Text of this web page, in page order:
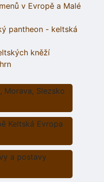
v Evropě a Malé
pantheon - keltská
kněží
Morava, Slezsko
Keltská Evropa
a postavy